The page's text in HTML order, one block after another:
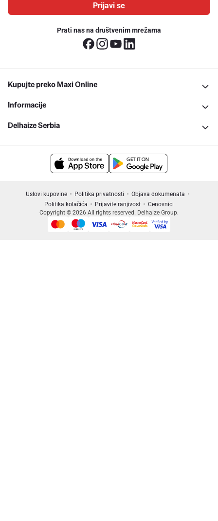
Prijavi se
Prati nas na društvenim mrežama
Kupujte preko Maxi Online
Informacije
Delhaize Serbia
Uslovi kupovine Politika privatnosti
Objava dokumenata
Politika kolačića
Prijavite ranjivost
Cenovnici
Copyright © 2026 All rights reserved. Delhaize Group.